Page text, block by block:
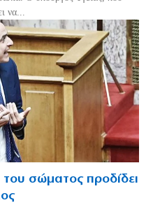
να...
σώματος προδίδει